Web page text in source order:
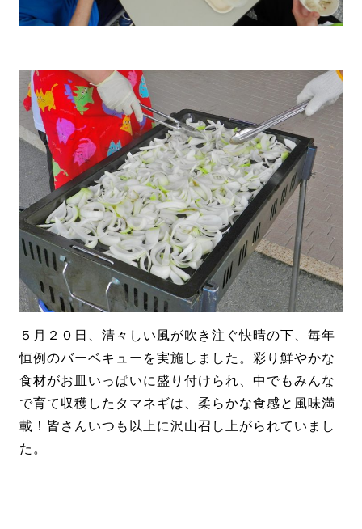
５月２０日、清々しい風が吹き注ぐ快晴の下、毎年
恒例のバーベキューを実施しました。彩り鮮やかな
食材がお皿いっぱいに盛り付けられ、中でもみんな
で育て収穫したタマネギは、柔らかな食感と風味満
載！皆さんいつも以上に沢山召し上がられていまし
た。